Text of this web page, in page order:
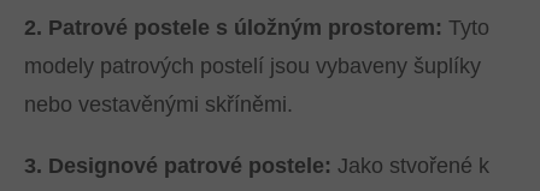
2. Patrové postele s úložným prostorem: Tyto
modely patrových postelí jsou vybaveny šuplíky
nebo vestavěnými skříněmi.
3. Designové patrové postele: Jako stvořené k